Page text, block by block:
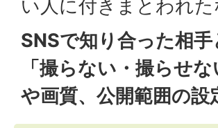
い人に付きまとわれ
SNSで知り合った相
「撮らない・撮らせ
や画質、公開範囲の